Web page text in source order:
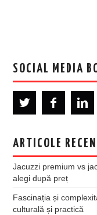
SOCIAL MEDIA
ARTICOLE
Jacuzzi premium vs
alegi după preț
Fascinația și
culturală și practică